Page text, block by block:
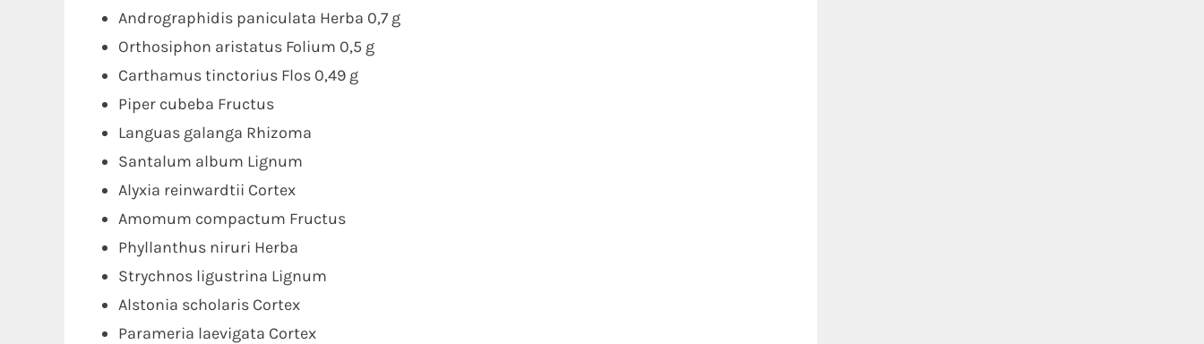
Andrographidis paniculata Herba 0,7 g
Orthosiphon aristatus Folium 0,5 g
Carthamus tinctorius Flos 0,49 g
Piper cubeba Fructus
Languas galanga Rhizoma
Santalum album Lignum
Alyxia reinwardtii Cortex
Amomum compactum Fructus
Phyllanthus niruri Herba
Strychnos ligustrina Lignum
Alstonia scholaris Cortex
Parameria laevigata Cortex